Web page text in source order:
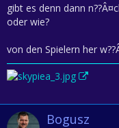
gibt es denn dann
oder wie?
von den Spielern her
Bogusz